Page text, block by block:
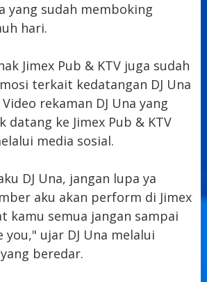
yang sudah memboking
hari.
Jimex Pub & KTV juga sudah
terkait kedatangan DJ Una
rekaman DJ Una yang
datang ke Jimex Pub & KTV
media sosial.
DJ Una, jangan lupa ya
aku akan perform di Jimex
kamu semua jangan sampai
you," ujar DJ Una melalui
beredar.